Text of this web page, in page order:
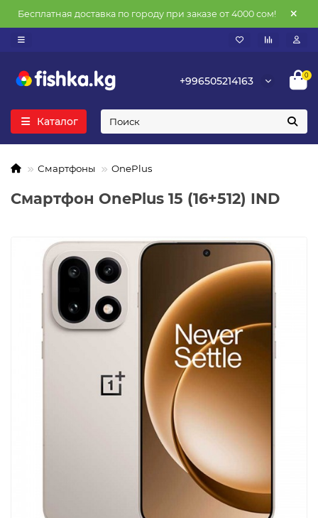
Бесплатная доставка по городу при заказе от 4000 сом!
+996505214163 0
Каталог
Смартфоны OnePlus
Смартфон OnePlus 15 (16+512) IND